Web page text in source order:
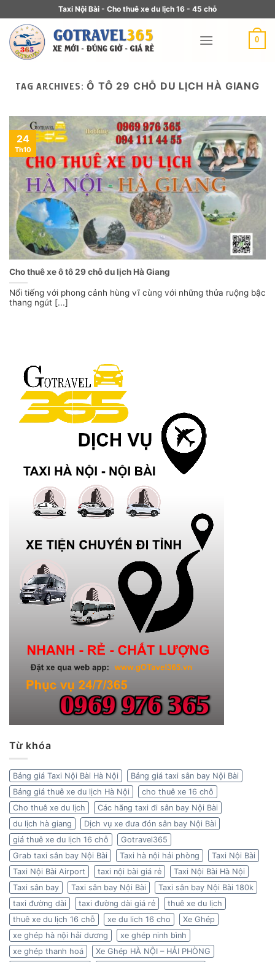
Taxi Nội Bài - Cho thuê xe du lịch 16 - 45 chỗ
0
TAG ARCHIVES:Ô TÔ 29 CHỖ DU LỊCH HÀ GIANG
Cho thuê xe ô tô 29 chỗ du lịch Hà Giang
Nổi tiếng với phong cảnh hùng vĩ cùng với những thửa ruộng bậc
thang ngút [...]
24
Th10
Từ khóa
Bảng giá Taxi Nội Bài Hà Nội
Bảng giá taxi sân bay Nội Bài
Bảng giá thuê xe du lịch Hà Nội
cho thuê xe 16 chỗ
Cho thuê xe du lịch
Các hãng taxi đi sân bay Nội Bài
du lịch hà giang
Dịch vụ xe đưa đón sân bay Nội Bài
giá thuê xe du lịch 16 chỗ
Gotravel365
Grab taxi sân bay Nội Bài
Taxi hà nội hải phòng
Taxi Nội Bài
Taxi Nội Bài Airport
taxi nội bài giá rẻ
Taxi Nội Bài Hà Nội
Taxi sân bay
Taxi sân bay Nội Bài
Taxi sân bay Nội Bài 180k
taxi đường dài
taxi đường dài giá rẻ
thuê xe du lịch
thuê xe du lịch 16 chỗ
xe du lich 16 cho
Xe Ghép
xe ghép hà nội hải dương
xe ghép ninh bình
xe ghép thanh hoá
Xe Ghép HÀ NỘI – HẢI PHÒNG